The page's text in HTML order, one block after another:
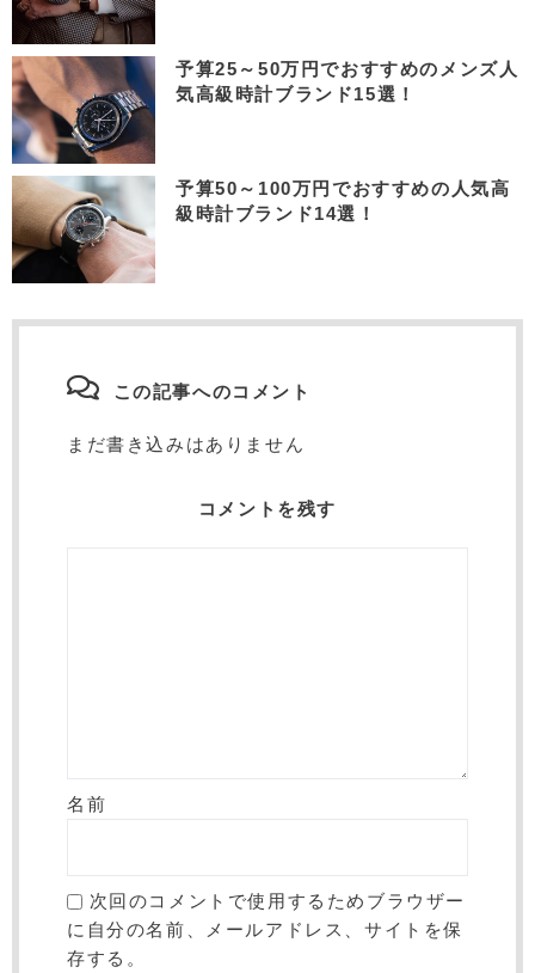
予算25～50万円でおすすめのメンズ人
気高級時計ブランド15選！
予算50～100万円でおすすめの人気高
級時計ブランド14選！
この記事へのコメント
まだ書き込みはありません
コメントを残す
名前
次回のコメントで使用するためブラウザー
に自分の名前、メールアドレス、サイトを保
存する。